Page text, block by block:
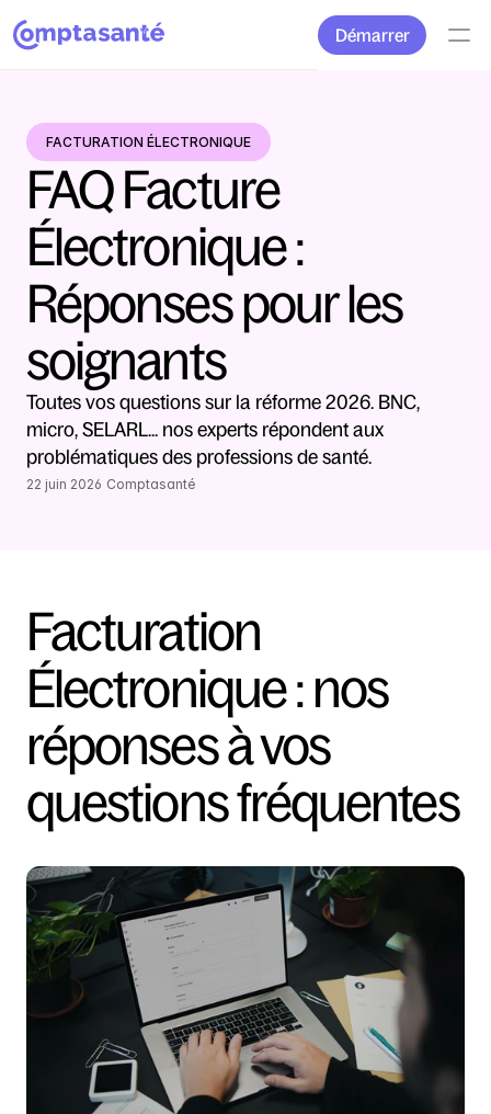
Démarrer
FACTURATION ÉLECTRONIQUE
FAQ Facture
Électronique :
Réponses pour les
soignants
Toutes vos questions sur la réforme 2026. BNC,
micro, SELARL... nos experts répondent aux
problématiques des professions de santé.
22 juin 2026 Comptasanté
Facturation
Électronique : nos
réponses à vos
questions fréquentes